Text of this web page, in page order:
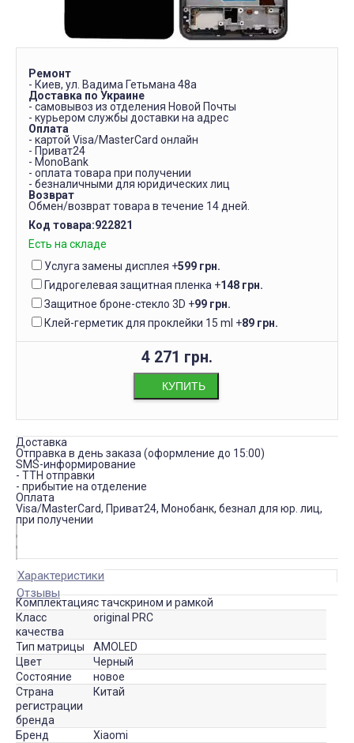
Ремонт
- Киев, ул. Вадима Гетьмана 48а
Доставка по Украине
- самовывоз из отделения Новой Почты
- курьером службы доставки на адрес
Оплата
- картой Visa/MasterCard онлайн
- Приват24
- MonoBank
- оплата товара при получении
- безналичными для юридических лиц
Возврат
Обмен/возврат товара в течение 14 дней.
Код товара:922821
Есть на складе
Услуга замены дисплея +599 грн.
Гидрогелевая защитная пленка +148 грн.
Защитное броне-стекло 3D +99 грн.
Клей-герметик для проклейки 15 ml +89 грн.
4 271 грн.
КУПИТЬ
Доставка
Отправка в день заказа (оформление до 15:00)
SMS-информирование
- ТТН отправки
- прибытие на отделение
Оплата
Visa/MasterCard, Приват24, Монобанк, безнал для юр. лиц,
при получении
Характеристики
Отзывы
Комплектацияс тачскрином и рамкой
Класс
качества
original PRC
Тип матрицы
AMOLED
Цвет
Черный
Состояние
новое
Страна
регистрации
бренда
Китай
Бренд
Xiaomi